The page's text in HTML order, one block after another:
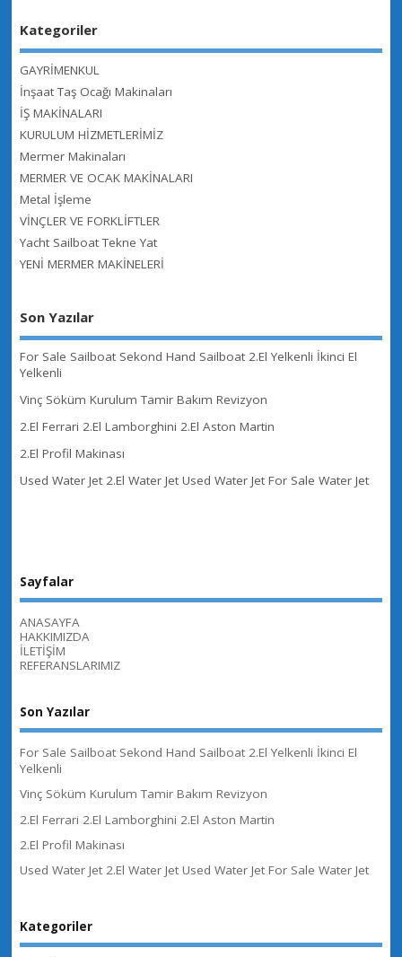
Kategoriler
GAYRİMENKUL
İnşaat Taş Ocağı Makinaları
İŞ MAKİNALARI
KURULUM HİZMETLERİMİZ
Mermer Makinaları
MERMER VE OCAK MAKİNALARI
Metal İşleme
VİNÇLER VE FORKLİFTLER
Yacht Sailboat Tekne Yat
YENİ MERMER MAKİNELERİ
Son Yazılar
For Sale Sailboat Sekond Hand Sailboat 2.El Yelkenli İkinci El
Yelkenli
Vinç Söküm Kurulum Tamir Bakım Revizyon
2.El Ferrari 2.El Lamborghini 2.El Aston Martin
2.El Profil Makinası
Used Water Jet 2.El Water Jet Used Water Jet For Sale Water Jet
Sayfalar
ANASAYFA
HAKKIMIZDA
İLETİŞİM
REFERANSLARIMIZ
Son Yazılar
For Sale Sailboat Sekond Hand Sailboat 2.El Yelkenli İkinci El
Yelkenli
Vinç Söküm Kurulum Tamir Bakım Revizyon
2.El Ferrari 2.El Lamborghini 2.El Aston Martin
2.El Profil Makinası
Used Water Jet 2.El Water Jet Used Water Jet For Sale Water Jet
Kategoriler